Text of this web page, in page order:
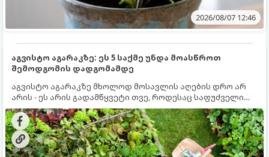
2026/08/07 12:46
აგვისტო აგარაკზე: ეს 5 საქმე უნდა მოასწროთ
შემოდგომის დადგომამდე
აგვისტო აგარაკზე მხოლოდ მოსავლის აღების დრო არ
არის - ეს არის გადამწყვეტი თვე, როდესაც საფუძველი
ეყრება მომავალი წლის მოსავალს და ბაღი მზადდება
შემოდგომა-ზამთრის სეზონისთვის. იმისათვის, რომ
ნიადაგმა ენერგია აღიდგინოს, ხოლო მცენარეებმა
ზამთარს გაუძლონ, აგვისტოს ბოლომდე 5
მნიშვნელოვანი საქმის გაკეთება უნდა მოასწროთ: